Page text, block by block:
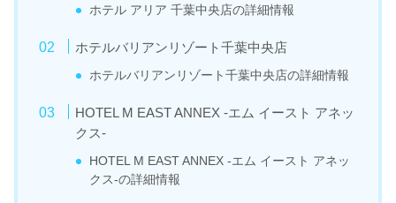
ホテル アリア 千葉中央店の詳細情報
ホテルバリアンリゾート千葉中央店
ホテルバリアンリゾート千葉中央店の詳細情報
HOTEL M EAST ANNEX -エム イースト アネッ
クス-
HOTEL M EAST ANNEX -エム イースト アネッ
クス-の詳細情報